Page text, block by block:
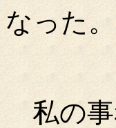
なった。
私の事